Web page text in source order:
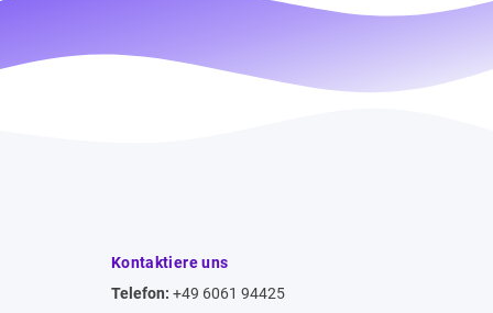
Kontaktiere uns
Telefon: +49 6061 94425